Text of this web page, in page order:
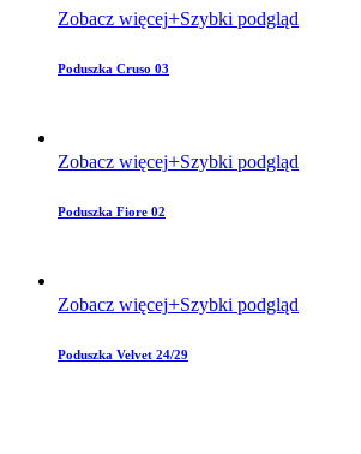
Zobacz więcej Szybki podgląd
Poduszka Cruso 03
Zobacz więcej Szybki podgląd
Poduszka Fiore 02
Zobacz więcej Szybki podgląd
Poduszka Velvet 24/29